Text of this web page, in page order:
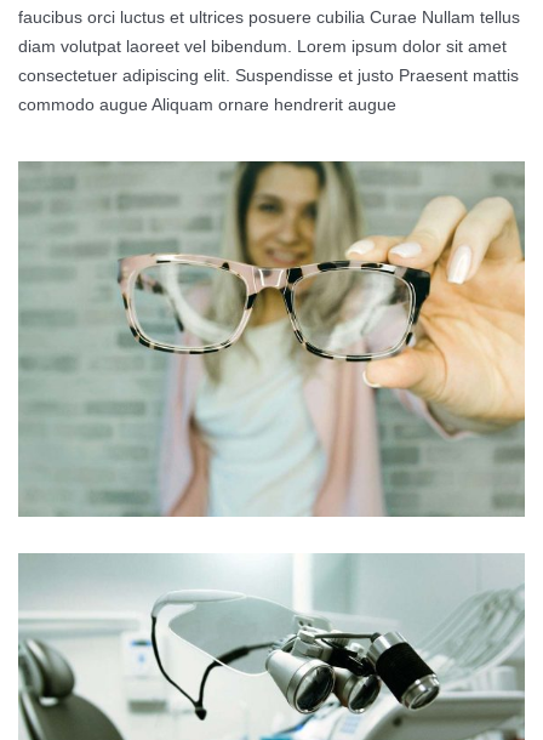
faucibus orci luctus et ultrices posuere cubilia Curae Nullam tellus
diam volutpat laoreet vel bibendum. Lorem ipsum dolor sit amet
consectetuer adipiscing elit. Suspendisse et justo Praesent mattis
commodo augue Aliquam ornare hendrerit augue